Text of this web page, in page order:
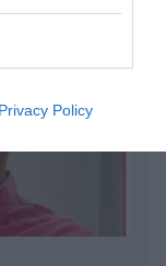
Privacy Policy